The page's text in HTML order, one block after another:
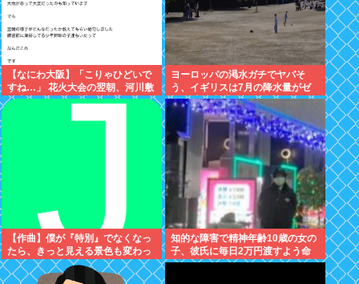
【なにわ大阪】「こりゃひどいで
すね…」 花火大会の翌朝、河川敷
に広がっていた衝撃の光景
ヨーロッパの渇水ガチでヤバそ
う、イギリスは7月の降水量がゼ
ロに 専門家「今年は過去最悪の不
作になる可能性」
【作曲】僕が『特別』でなくなっ
たら、きっと見える景色も変わっ
てしまう。⋯だから曖昧でいい。
どうか、白黒ハッキリさせないで
知的な障害で精神年齢10歳の女の
子、彼氏に毎日2万円渡すよう命
じられ、暴力を恐れ連日売春。客